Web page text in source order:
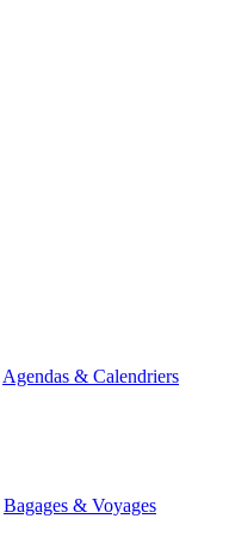
Agendas & Calendriers
Bagages & Voyages